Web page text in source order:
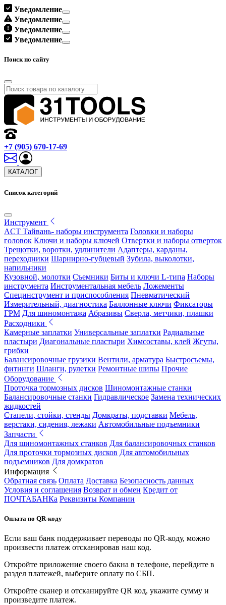
Уведомление
Уведомление
Уведомление
Уведомление
Поиск по сайту
+7 (905) 670-17-69
КАТАЛОГ
Список категорий
Инструмент
ACT Тайвань- наборы инструмента Головки и наборы
головок Ключи и наборы ключей Отвертки и наборы отверток
Трещотки, воротки, удлинители Адаптеры, карданы,
переходники Шарнирно-губцевый Зубила, выколотки,
напильники
Кузовной, молотки Съемники Биты и ключи L-типа Наборы
инструмента Инструментальная мебель Ложементы
Специнструмент и приспособления Пневматический
Измерительный, диагностика Баллонные ключи Фиксаторы
ГРМ Для шиномонтажа Абразивы Сверла, метчики, плашки
Расходники
Камерные заплатки Универсальные заплатки Радиальные
пластыри Диагональные пластыри Химсоставы, клей Жгуты,
грибки
Балансировочные грузики Вентили, арматура Быстросъемы,
фитинги Шланги, рулетки Ремонтные шипы Прочие
Оборудование
Проточка тормозных дисков Шиномонтажные станки
Балансировочные станки Гидравлическое Замена технических
жидкостей
Стапели, стойки, стенды Домкраты, подставки Мебель,
верстаки, сидения, лежаки Автомобильные подъемники
Запчасти
Для шиномонтажных станков Для балансировочных станков
Для проточки тормозных дисков Для автомобильных
подъемников Для домкратов
Информация
Обратная связь Оплата Доставка Безопасность данных
Условия и соглашения Возврат и обмен Кредит от
ПОЧТАБАНКа Реквизиты Компании
Оплата по QR-коду
Если ваш банк поддерживает переводы по QR-коду, можно
произвести платеж отсканировав наш код.
Откройте приложение своего бакна в телефоне, перейдите в
раздел платежей, выберите оплату по СБП.
Откройте сканер и отсканируйте QR код, укажите сумму и
произведите платеж.